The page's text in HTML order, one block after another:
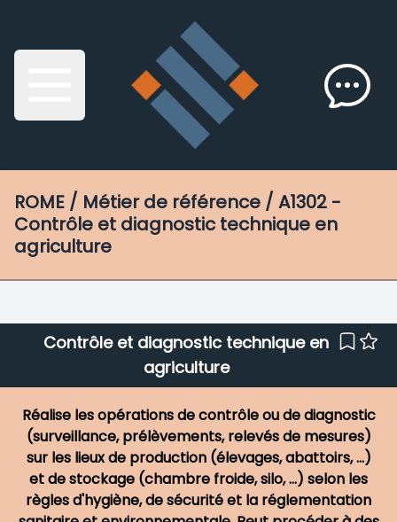
ROME / Métier de référence / A1302 -
Contrôle et diagnostic technique en
agriculture
Contrôle et diagnostic technique en
agriculture
Réalise les opérations de contrôle ou de diagnostic
(surveillance, prélèvements, relevés de mesures)
sur les lieux de production (élevages, abattoirs, ...)
et de stockage (chambre froide, silo, ...) selon les
règles d'hygiène, de sécurité et la réglementation